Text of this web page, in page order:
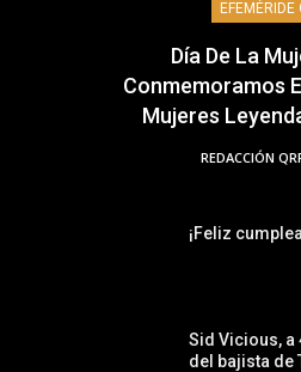
EFEMÉRIDE
Día De La
Conmemoramos
Mujeres
REDACCIÓN
¡Feliz
Sid Vicious, a
del bajista de